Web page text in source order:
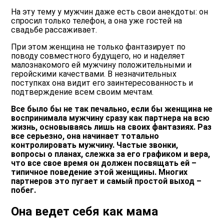
На эту тему у мужчин даже есть свои анекдоты: он
спросил только телефон, а она уже гостей на
свадьбе рассаживает.
При этом женщина не только фантазирует по
поводу совместного будущего, но и наделяет
малознакомого ей мужчину положительными и
геройскими качествами. В незначительных
поступках она видит его заинтересованность и
подтверждение всем своим мечтам.
Все было бы не так печально, если бы женщина не
воспринимала мужчину сразу как партнера на всю
жизнь, основываясь лишь на своих фантазиях. Раз
все серьезно, она начинает тотально
контролировать мужчину. Частые звонки,
вопросы о планах, слежка за его графиком и вера,
что все свое время он должен посвящать ей –
типичное поведение этой женщины. Многих
партнеров это пугает и самый простой выход –
побег.
Она ведет себя как мама